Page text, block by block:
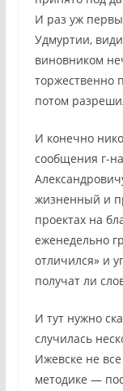
И раз уж
Удмуртии,
виновником
торжественно
потом
И конечно
сообщения г-
жизненный и
проектах на
еженедельно
отличился» и
получат ли
И тут нужно
случилась
Ижевске не
методике —